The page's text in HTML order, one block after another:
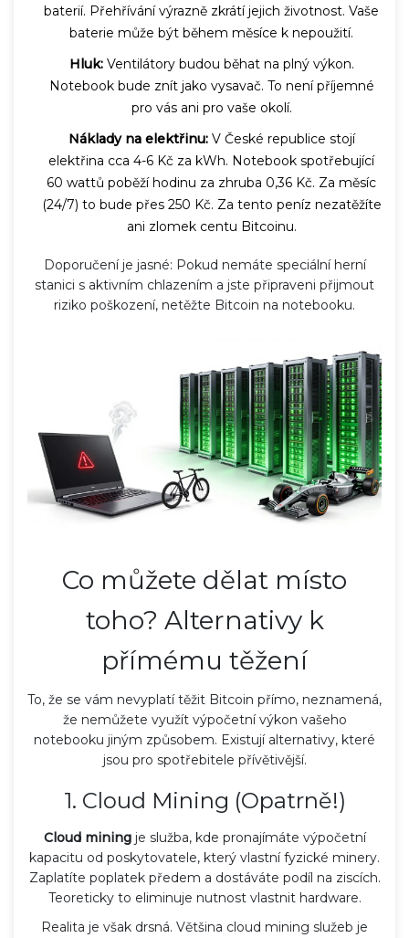
baterií. Přehřívání výrazně zkrátí jejich životnost. Vaše
baterie může být během měsíce k nepoužití.
Hluk:Ventilátory budou běhat na plný výkon.
Notebook bude znít jako vysavač. To není příjemné
pro vás ani pro vaše okolí.
Náklady na elektřinu:V České republice stojí
elektřina cca 4-6 Kč za kWh. Notebook spotřebující
60 wattů poběží hodinu za zhruba 0,36 Kč. Za měsíc
(24/7) to bude přes 250 Kč. Za tento peníz nezatěžíte
ani zlomek centu Bitcoinu.
Doporučení je jasné: Pokud nemáte speciální herní
stanici s aktivním chlazením a jste připraveni přijmout
riziko poškození, netěžte Bitcoin na notebooku.
Co můžete dělat místo
toho? Alternativy k
přímému těžení
To, že se vám nevyplatí těžit Bitcoin přímo, neznamená,
že nemůžete využít výpočetní výkon vašeho
notebooku jiným způsobem. Existují alternativy, které
jsou pro spotřebitele přívětivější.
1. Cloud Mining (Opatrně!)
Cloud miningje služba, kde pronajímáte výpočetní
kapacitu od poskytovatele, který vlastní fyzické minery.
Zaplatíte poplatek předem a dostáváte podíl na ziscích.
Teoreticky to eliminuje nutnost vlastnit hardware.
Realita je však drsná. Většina cloud mining služeb je